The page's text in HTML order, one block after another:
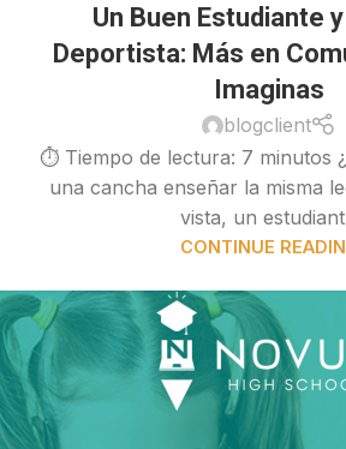
Un Buen Estudiante
Deportista: Más en
Imaginas
blogclient
⏱ Tiempo de lectura: 7 minutos
una cancha enseñar la misma
vista, un
CONTINUE